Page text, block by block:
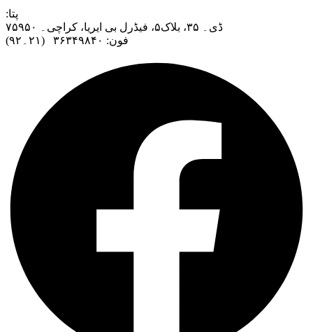
:پتا
ڈی۔ ۳۵، بلاک۵، فیڈرل بی ایریا، کراچی۔ ۷۵۹۵۰
فون: ۳۶۳۴۹۸۴۰ (۲۱۔۹۲)